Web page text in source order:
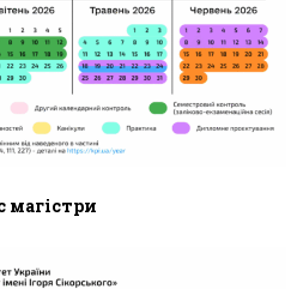
магістри